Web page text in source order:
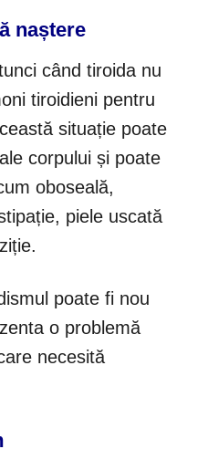
naștere
când tiroida nu
tiroidieni pentru
situație poate
corpului și poate
oboseală,
piele uscată
poate fi nou
o problemă
necesită